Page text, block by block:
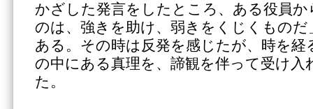
かざした発言をしたところ、ある役員
のは、強きを助け、弱きをくじくもの
ある。その時は反発を感じたが、時を経
の中にある真理を、諦観を伴って受け
た。